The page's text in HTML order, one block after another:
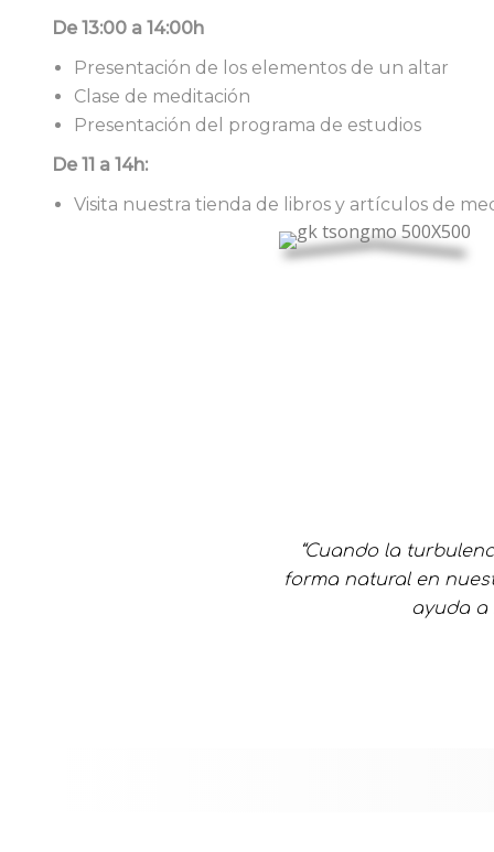
De 13:00 a 14:00h
Presentación de los elementos de un altar
Clase de meditación
Presentación del programa de estudios
De 11 a 14h:
Visita nuestra tienda de libros y artículos de
“Cuando la
forma natural en
ayuda a